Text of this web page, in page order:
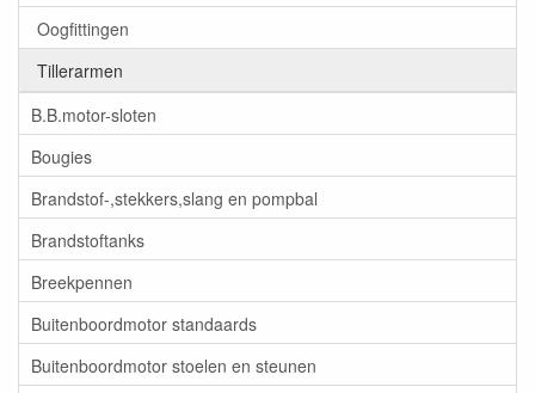
Oogfittingen
Tillerarmen
B.B.motor-sloten
Bougies
Brandstof-,stekkers,slang en pompbal
Brandstoftanks
Breekpennen
Buitenboordmotor standaards
Buitenboordmotor stoelen en steunen